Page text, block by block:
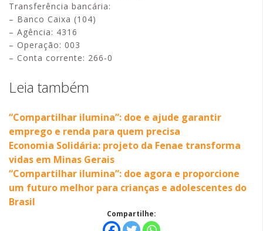
Transferência bancária:
– Banco Caixa (104)
– Agência: 4316
– Operação: 003
– Conta corrente: 266-0
Leia também
“Compartilhar ilumina”: doe e ajude garantir
emprego e renda para quem precisa
Economia Solidária: projeto da Fenae transforma
vidas em Minas Gerais
“Compartilhar ilumina”: doe agora e proporcione
um futuro melhor para crianças e adolescentes do
Brasil
Compartilhe: